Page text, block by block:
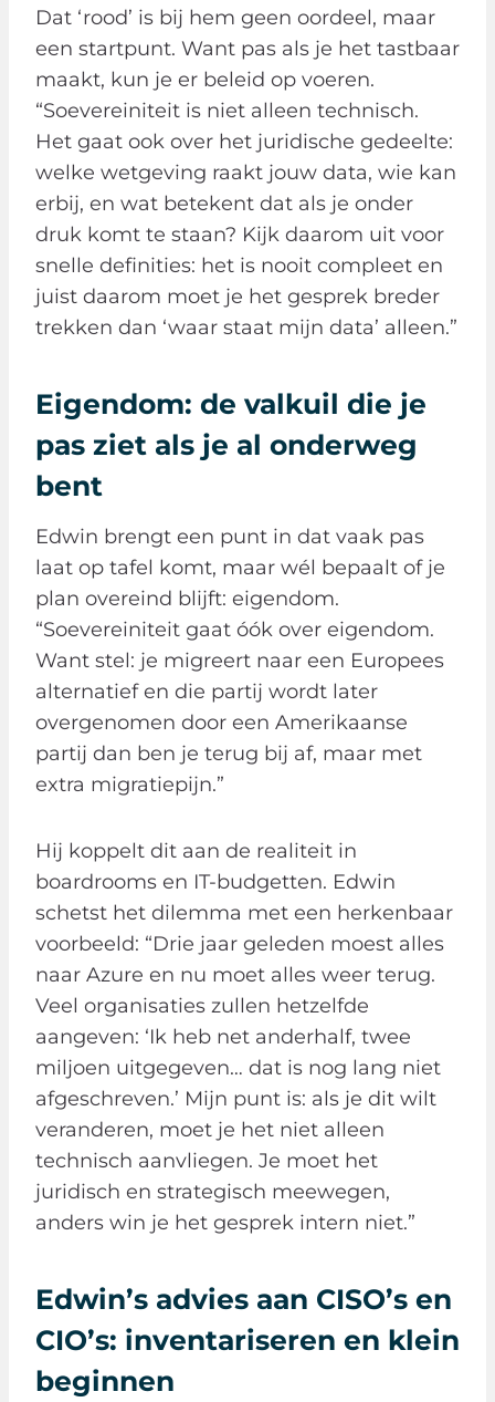
Dat ‘rood’ is bij hem geen oordeel, maar
een startpunt. Want pas als je het tastbaar
maakt, kun je er beleid op voeren.
“Soevereiniteit is niet alleen technisch.
Het gaat ook over het juridische gedeelte:
welke wetgeving raakt jouw data, wie kan
erbij, en wat betekent dat als je onder
druk komt te staan? Kijk daarom uit voor
snelle definities: het is nooit compleet en
juist daarom moet je het gesprek breder
trekken dan ‘waar staat mijn data’ alleen.”
Eigendom: de valkuil die je
pas ziet als je al onderweg
bent
Edwin brengt een punt in dat vaak pas
laat op tafel komt, maar wél bepaalt of je
plan overeind blijft: eigendom.
“Soevereiniteit gaat óók over eigendom.
Want stel: je migreert naar een Europees
alternatief en die partij wordt later
overgenomen door een Amerikaanse
partij dan ben je terug bij af, maar met
extra migratiepijn.”
Hij koppelt dit aan de realiteit in
boardrooms en IT-budgetten. Edwin
schetst het dilemma met een herkenbaar
voorbeeld: “Drie jaar geleden moest alles
naar Azure en nu moet alles weer terug.
Veel organisaties zullen hetzelfde
aangeven: ‘Ik heb net anderhalf, twee
miljoen uitgegeven… dat is nog lang niet
afgeschreven.’ Mijn punt is: als je dit wilt
veranderen, moet je het niet alleen
technisch aanvliegen. Je moet het
juridisch en strategisch meewegen,
anders win je het gesprek intern niet.”
Edwin’s advies aan CISO’s en
CIO’s: inventariseren en klein
beginnen